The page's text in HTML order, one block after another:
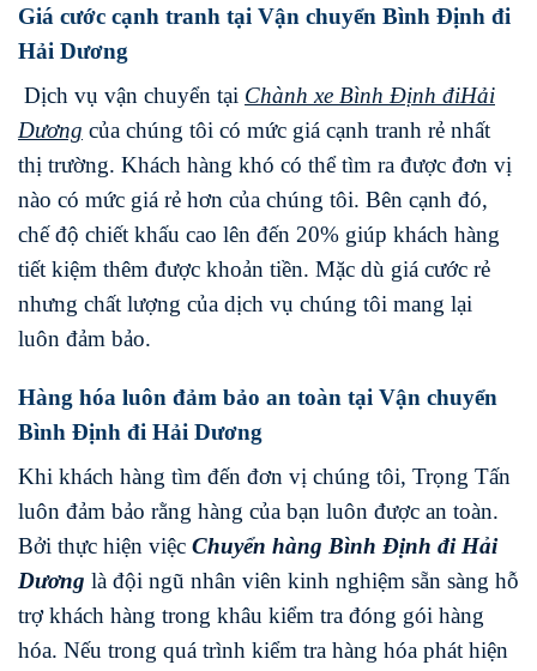
Giá cước cạnh tranh tại Vận chuyển Bình Định đi
Hải Dương
Dịch vụ vận chuyển tại Chành xe Bình Định điHải
Dương của chúng tôi có mức giá cạnh tranh rẻ nhất
thị trường. Khách hàng khó có thể tìm ra được đơn vị
nào có mức giá rẻ hơn của chúng tôi. Bên cạnh đó,
chế độ chiết khấu cao lên đến 20% giúp khách hàng
tiết kiệm thêm được khoản tiền. Mặc dù giá cước rẻ
nhưng chất lượng của dịch vụ chúng tôi mang lại
luôn đảm bảo.
Hàng hóa luôn đảm bảo an toàn tại Vận chuyển
Bình Định đi Hải Dương
Khi khách hàng tìm đến đơn vị chúng tôi, Trọng Tấn
luôn đảm bảo rằng hàng của bạn luôn được an toàn.
Bởi thực hiện việc Chuyển hàng Bình Định điHải
Dương là đội ngũ nhân viên kinh nghiệm sẵn sàng hỗ
trợ khách hàng trong khâu kiểm tra đóng gói hàng
hóa. Nếu trong quá trình kiểm tra hàng hóa phát hiện